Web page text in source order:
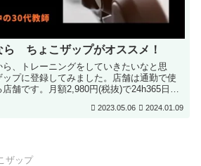
ら ちょこザップがオススメ！
、トレーニングをしていきたいなと思
プに登録してみました。店舗は通勤で使
舗です。月額2,980円(税抜)で24h365日使
2023.05.06 2024.01.09
ザップ